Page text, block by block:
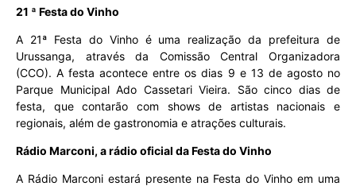
21 ª Festa do Vinho
A 21ª Festa do Vinho é uma realização da prefeitura de
Urussanga, através da Comissão Central Organizadora
(CCO). A festa acontece entre os dias 9 e 13 de agosto no
Parque Municipal Ado Cassetari Vieira. São cinco dias de
festa, que contarão com shows de artistas nacionais e
regionais, além de gastronomia e atrações culturais.
Rádio Marconi, a rádio oficial da Festa do Vinho
A Rádio Marconi estará presente na Festa do Vinho em uma